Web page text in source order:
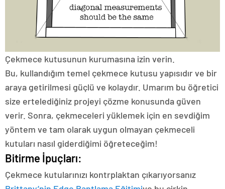
Çekmece kutusunun kurumasına izin verin.
Bu, kullandığım temel çekmece kutusu yapısıdır ve bir
araya getirilmesi güçlü ve kolaydır. Umarım bu öğretici
size ertelediğiniz projeyi çözme konusunda güven
verir. Sonra, çekmeceleri yüklemek için en sevdiğim
yöntem ve tam olarak uygun olmayan çekmeceli
kutuları nasıl giderdiğimi öğreteceğim!
Bitirme İpuçları:
Çekmece kutularınızı kontrplaktan çıkarıyorsanız